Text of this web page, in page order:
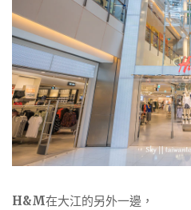
H&M在大江的另外一邊，